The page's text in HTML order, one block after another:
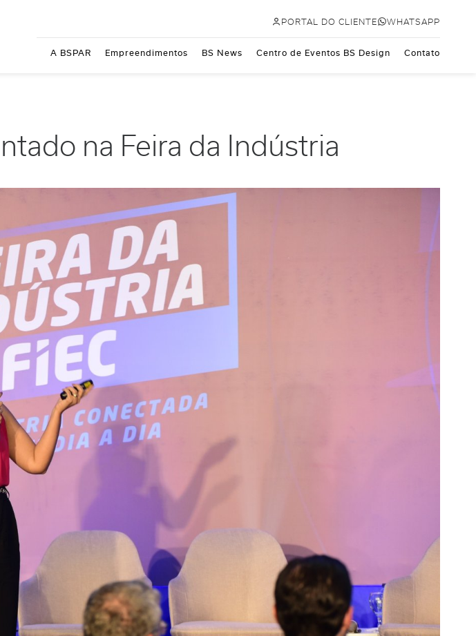
PORTAL DO CLIENTE WHATSAPP
A BSPAR Empreendimentos BS News Centro de Eventos BS Design Contato
na Feira da Indústria